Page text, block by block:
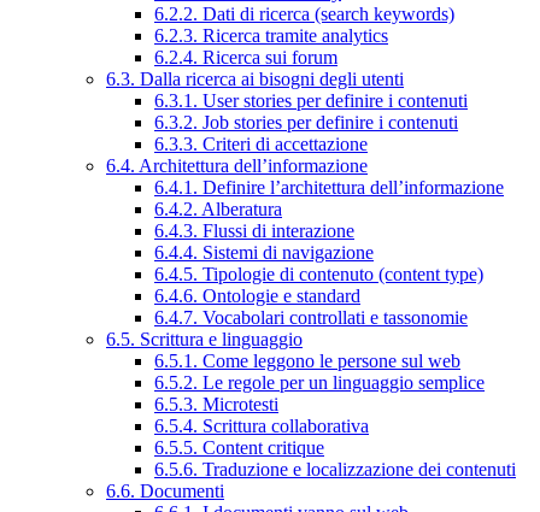
6.2.2. Dati di ricerca (search keywords)
6.2.3. Ricerca tramite analytics
6.2.4. Ricerca sui forum
6.3. Dalla ricerca ai bisogni degli utenti
6.3.1. User stories per definire i contenuti
6.3.2. Job stories per definire i contenuti
6.3.3. Criteri di accettazione
6.4. Architettura dell’informazione
6.4.1. Definire l’architettura dell’informazione
6.4.2. Alberatura
6.4.3. Flussi di interazione
6.4.4. Sistemi di navigazione
6.4.5. Tipologie di contenuto (content type)
6.4.6. Ontologie e standard
6.4.7. Vocabolari controllati e tassonomie
6.5. Scrittura e linguaggio
6.5.1. Come leggono le persone sul web
6.5.2. Le regole per un linguaggio semplice
6.5.3. Microtesti
6.5.4. Scrittura collaborativa
6.5.5. Content critique
6.5.6. Traduzione e localizzazione dei contenuti
6.6. Documenti